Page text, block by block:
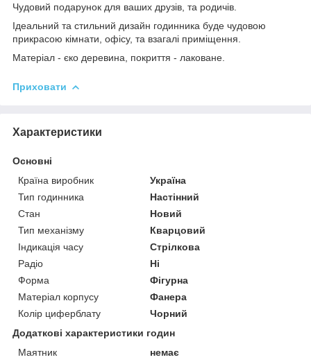
Чудовий подарунок для ваших друзів, та родичів.
Ідеальний та стильний дизайн годинника буде чудовою
прикрасою кімнати, офісу, та взагалі приміщення.
Матеріал - єко деревина, покриття - лаковане.
Приховати
Характеристики
Основні
Країна виробник
Україна
Тип годинника
Настінний
Стан
Новий
Тип механізму
Кварцовий
Індикація часу
Стрілкова
Радіо
Ні
Форма
Фігурна
Матеріал корпусу
Фанера
Колір циферблату
Чорний
Додаткові характеристики годин
Маятник
немає